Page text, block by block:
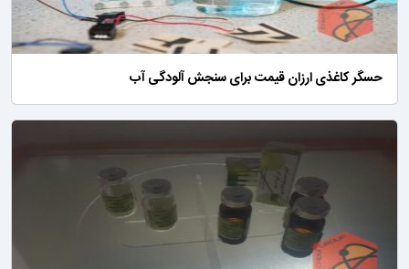
حسگر کاغذی ارزان قیمت برای سنجش آلودگی آب